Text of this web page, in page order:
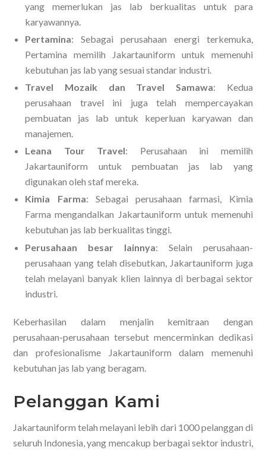
yang memerlukan jas lab berkualitas untuk para
karyawannya.
Pertamina: Sebagai perusahaan energi terkemuka,
Pertamina memilih Jakartauniform untuk memenuhi
kebutuhan jas lab yang sesuai standar industri.
Travel Mozaik dan Travel Samawa: Kedua
perusahaan travel ini juga telah mempercayakan
pembuatan jas lab untuk keperluan karyawan dan
manajemen.
Leana Tour Travel: Perusahaan ini memilih
Jakartauniform untuk pembuatan jas lab yang
digunakan oleh staf mereka.
Kimia Farma: Sebagai perusahaan farmasi, Kimia
Farma mengandalkan Jakartauniform untuk memenuhi
kebutuhan jas lab berkualitas tinggi.
Perusahaan besar lainnya: Selain perusahaan-
perusahaan yang telah disebutkan, Jakartauniform juga
telah melayani banyak klien lainnya di berbagai sektor
industri.
Keberhasilan dalam menjalin kemitraan dengan
perusahaan-perusahaan tersebut mencerminkan dedikasi
dan profesionalisme Jakartauniform dalam memenuhi
kebutuhan jas lab yang beragam.
Pelanggan Kami
Jakartauniform telah melayani lebih dari 1000 pelanggan di
seluruh Indonesia, yang mencakup berbagai sektor industri,